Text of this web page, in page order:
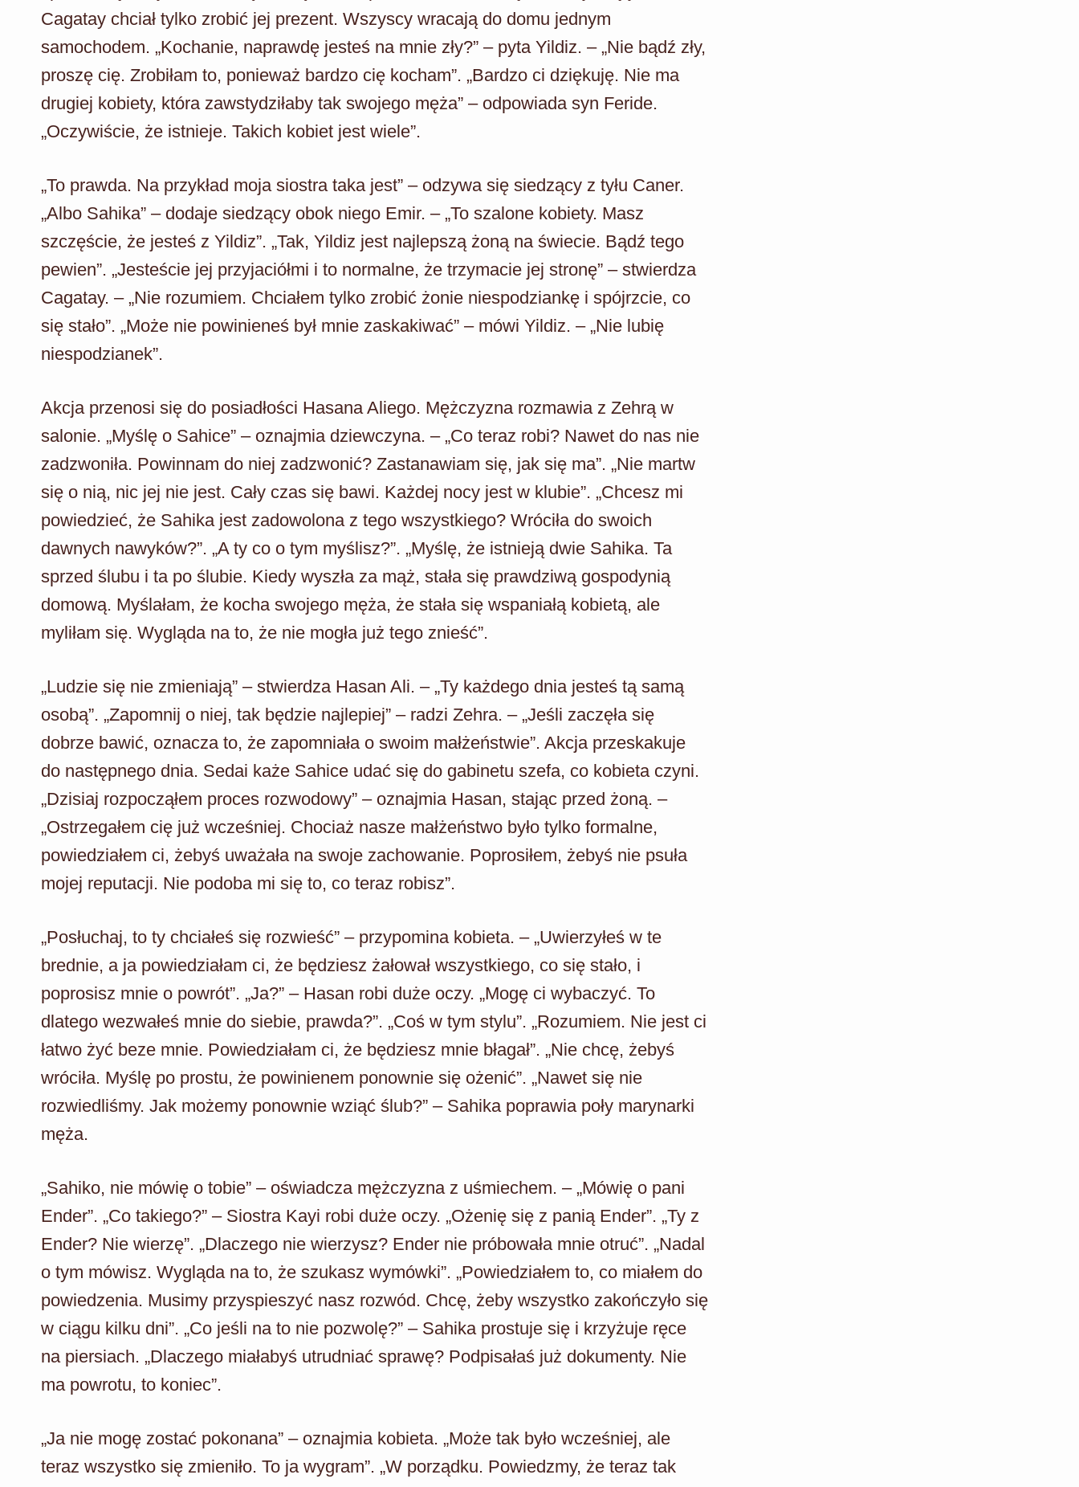
Cagatay chciał tylko zrobić jej prezent. Wszyscy wracają do domu jednym
samochodem. „Kochanie, naprawdę jesteś na mnie zły?” – pyta Yildiz. – „Nie bądź zły,
proszę cię. Zrobiłam to, ponieważ bardzo cię kocham”. „Bardzo ci dziękuję. Nie ma
drugiej kobiety, która zawstydziłaby tak swojego męża” – odpowiada syn Feride.
„Oczywiście, że istnieje. Takich kobiet jest wiele”.
„To prawda. Na przykład moja siostra taka jest” – odzywa się siedzący z tyłu Caner.
„Albo Sahika” – dodaje siedzący obok niego Emir. – „To szalone kobiety. Masz
szczęście, że jesteś z Yildiz”. „Tak, Yildiz jest najlepszą żoną na świecie. Bądź tego
pewien”. „Jesteście jej przyjaciółmi i to normalne, że trzymacie jej stronę” – stwierdza
Cagatay. – „Nie rozumiem. Chciałem tylko zrobić żonie niespodziankę i spójrzcie, co
się stało”. „Może nie powinieneś był mnie zaskakiwać” – mówi Yildiz. – „Nie lubię
niespodzianek”.
Akcja przenosi się do posiadłości Hasana Aliego. Mężczyzna rozmawia z Zehrą w
salonie. „Myślę o Sahice” – oznajmia dziewczyna. – „Co teraz robi? Nawet do nas nie
zadzwoniła. Powinnam do niej zadzwonić? Zastanawiam się, jak się ma”. „Nie martw
się o nią, nic jej nie jest. Cały czas się bawi. Każdej nocy jest w klubie”. „Chcesz mi
powiedzieć, że Sahika jest zadowolona z tego wszystkiego? Wróciła do swoich
dawnych nawyków?”. „A ty co o tym myślisz?”. „Myślę, że istnieją dwie Sahika. Ta
sprzed ślubu i ta po ślubie. Kiedy wyszła za mąż, stała się prawdziwą gospodynią
domową. Myślałam, że kocha swojego męża, że stała się wspaniałą kobietą, ale
myliłam się. Wygląda na to, że nie mogła już tego znieść”.
„Ludzie się nie zmieniają” – stwierdza Hasan Ali. – „Ty każdego dnia jesteś tą samą
osobą”. „Zapomnij o niej, tak będzie najlepiej” – radzi Zehra. – „Jeśli zaczęła się
dobrze bawić, oznacza to, że zapomniała o swoim małżeństwie”. Akcja przeskakuje
do następnego dnia. Sedai każe Sahice udać się do gabinetu szefa, co kobieta czyni.
„Dzisiaj rozpocząłem proces rozwodowy” – oznajmia Hasan, stając przed żoną. –
„Ostrzegałem cię już wcześniej. Chociaż nasze małżeństwo było tylko formalne,
powiedziałem ci, żebyś uważała na swoje zachowanie. Poprosiłem, żebyś nie psuła
mojej reputacji. Nie podoba mi się to, co teraz robisz”.
„Posłuchaj, to ty chciałeś się rozwieść” – przypomina kobieta. – „Uwierzyłeś w te
brednie, a ja powiedziałam ci, że będziesz żałował wszystkiego, co się stało, i
poprosisz mnie o powrót”. „Ja?” – Hasan robi duże oczy. „Mogę ci wybaczyć. To
dlatego wezwałeś mnie do siebie, prawda?”. „Coś w tym stylu”. „Rozumiem. Nie jest ci
łatwo żyć beze mnie. Powiedziałam ci, że będziesz mnie błagał”. „Nie chcę, żebyś
wróciła. Myślę po prostu, że powinienem ponownie się ożenić”. „Nawet się nie
rozwiedliśmy. Jak możemy ponownie wziąć ślub?” – Sahika poprawia poły marynarki
męża.
„Sahiko, nie mówię o tobie” – oświadcza mężczyzna z uśmiechem. – „Mówię o pani
Ender”. „Co takiego?” – Siostra Kayi robi duże oczy. „Ożenię się z panią Ender”. „Ty z
Ender? Nie wierzę”. „Dlaczego nie wierzysz? Ender nie próbowała mnie otruć”. „Nadal
o tym mówisz. Wygląda na to, że szukasz wymówki”. „Powiedziałem to, co miałem do
powiedzenia. Musimy przyspieszyć nasz rozwód. Chcę, żeby wszystko zakończyło się
w ciągu kilku dni”. „Co jeśli na to nie pozwolę?” – Sahika prostuje się i krzyżuje ręce
na piersiach. „Dlaczego miałabyś utrudniać sprawę? Podpisałaś już dokumenty. Nie
ma powrotu, to koniec”.
„Ja nie mogę zostać pokonana” – oznajmia kobieta. „Może tak było wcześniej, ale
teraz wszystko się zmieniło. To ja wygram”. „W porządku. Powiedzmy, że teraz tak